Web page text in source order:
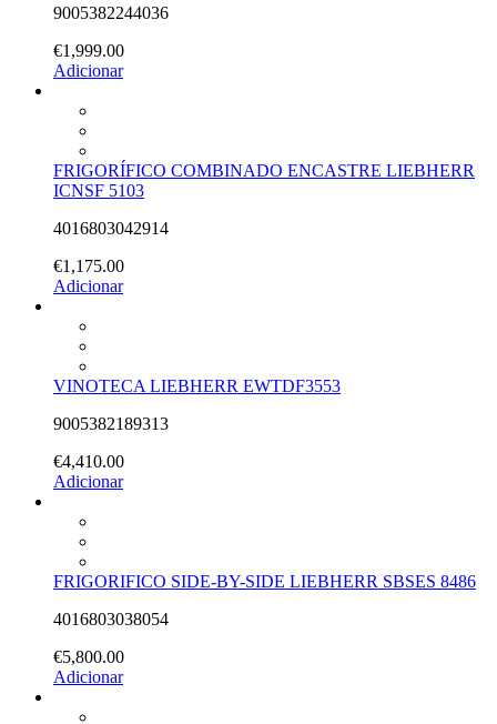
9005382244036
€1,999.00
Adicionar
FRIGORÍFICO COMBINADO ENCASTRE LIEBHERR
ICNSF 5103
4016803042914
€1,175.00
Adicionar
VINOTECA LIEBHERR EWTDF3553
9005382189313
€4,410.00
Adicionar
FRIGORIFICO SIDE-BY-SIDE LIEBHERR SBSES 8486
4016803038054
€5,800.00
Adicionar